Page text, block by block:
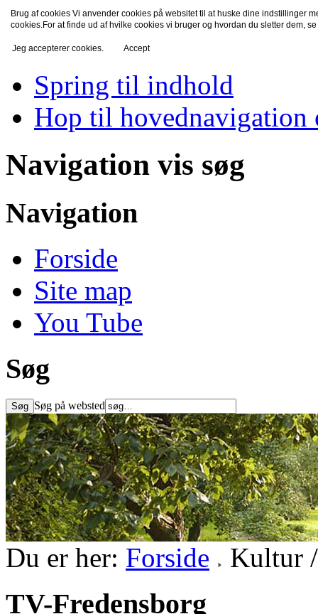
TV-Fredensborg
Spring til indhold
Hop til hovednavigation
Navigation vis søg
Navigation
Forside
Site map
You Tube
Søg
Søg på websted
Du er her: Forside Kultur
TV-Fredensborg
Brug af cookies Vi anvender cookies på websitet til at huske dine indstillinger
cookies.For at finde ud af hvilke cookies vi bruger og hvordan du sletter dem,
Jeg accepterer cookies. Accept